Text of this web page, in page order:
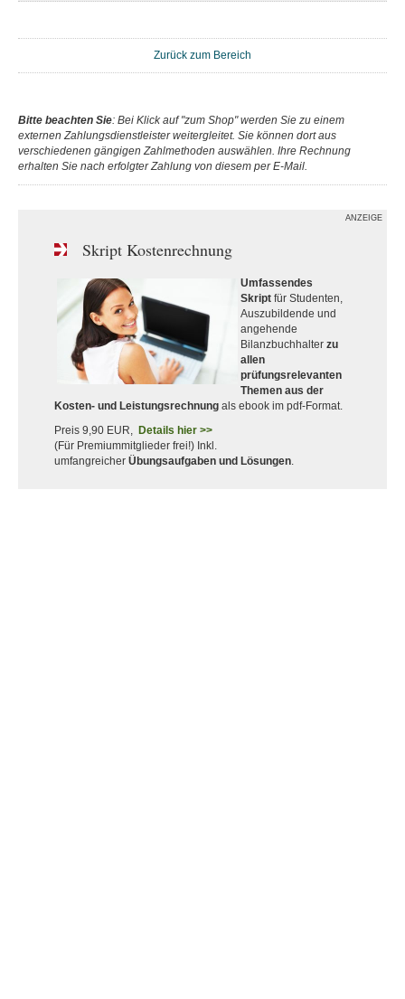
Zurück zum Bereich
Bitte beachten Sie: Bei Klick auf "zum Shop" werden Sie zu einem
externen Zahlungsdienstleister weitergleitet. Sie können dort aus
verschiedenen gängigen Zahlmethoden auswählen. Ihre Rechnung
erhalten Sie nach erfolgter Zahlung von diesem per E-Mail.
ANZEIGE
Skript Kostenrechnung
Umfassendes
Skript für Studenten,
Auszubildende und
angehende
Bilanzbuchhalter zu
allen
prüfungsrelevanten
Themen aus der
Kosten- und Leistungsrechnung als ebook im pdf-Format.
Preis 9,90 EUR, Details hier >>
(Für Premiummitglieder frei!) Inkl.
umfangreicher Übungsaufgaben und Lösungen.